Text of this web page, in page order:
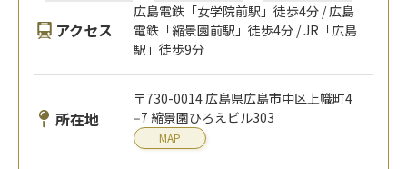
アクセス
広島電鉄「女学院前駅」徒歩4分 / 広島
電鉄「縮景園前駅」徒歩4分 / JR「広島
駅」徒歩9分
所在地
〒730-0014 広島県広島市中区上幟町4
‒7 縮景園ひろえビル303
MAP